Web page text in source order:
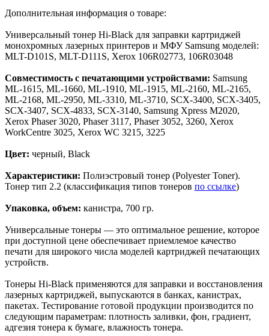
Дополнительная информация о товаре:
Универсальный тонер Hi-Black для заправки картриджей
монохромных лазерных принтеров и МФУ Samsung моделей:
MLT-D101S, MLT-D111S, Xerox 106R02773, 106R03048
Совместимость с печатающими устройствами: Samsung
ML-1615, ML-1660, ML-1910, ML-1915, ML-2160, ML-2165,
ML-2168, ML-2950, ML-3310, ML-3710, SCX-3400, SCX-3405,
SCX-3407, SCX-4833, SCX-3140, Samsung Xpress M2020,
Xerox Phaser 3020, Phaser 3117, Phaser 3052, 3260, Xerox
WorkCentre 3025, Xerox WC 3215, 3225
Цвет: черный, Black
Характеристики: Полиэстровый тонер (Polyester Toner).
Тонер тип 2.2 (классификация типов тонеров по ссылке)
Упаковка, объем: канистра, 700 гр.
Универсальные тонеры — это оптимальное решение, которое
при доступной цене обеспечивает приемлемое качество
печати для широкого числа моделей картриджей печатающих
устройств.
Тонеры Hi-Black применяются для заправки и восстановления
лазерных картриджей, выпускаются в банках, канистрах,
пакетах. Тестирование готовой продукции производится по
следующим параметрам: плотность заливки, фон, градиент,
адгезия тонера к бумаге, влажность тонера.